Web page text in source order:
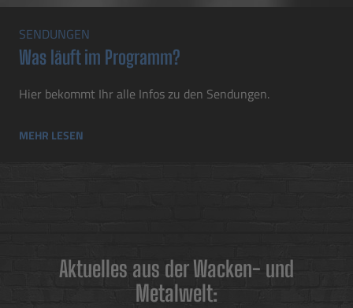
SENDUNGEN
Was läuft im Programm?
Hier bekommt Ihr alle Infos zu den Sendungen.
MEHR LESEN
Aktuelles aus der Wacken- und
Metalwelt: